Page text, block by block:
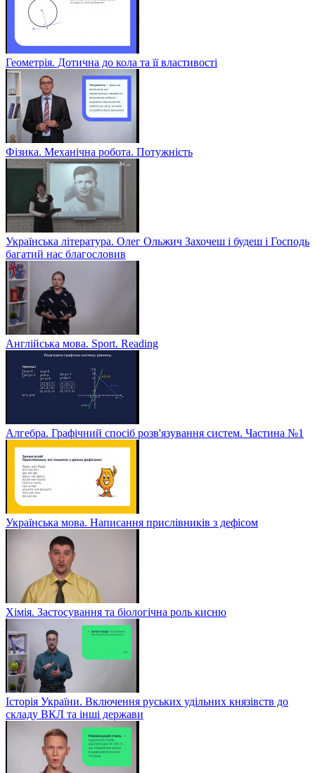
Геометрія. Дотична до кола та її властивості
Фізика. Механічна робота. Потужність
Українська література. Олег Ольжич Захочеш і будеш і Господь
багатий нас благословив
Англійська мова. Sport. Reading
Алгебра. Графічний спосіб розв'язування систем. Частина №1
Українська мова. Написання прислівників з дефісом
Хімія. Застосування та біологічна роль кисню
Історія України. Включення руських удільних князівств до
складу ВКЛ та інші держави